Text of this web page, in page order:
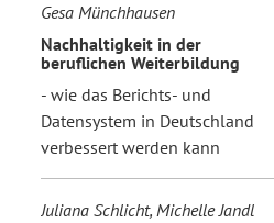
Gesa Münchhausen
Nachhaltigkeit in der
beruflichen Weiterbildung
- wie das Berichts- und
Datensystem in Deutschland
verbessert werden kann
Juliana Schlicht, Michelle Jandl